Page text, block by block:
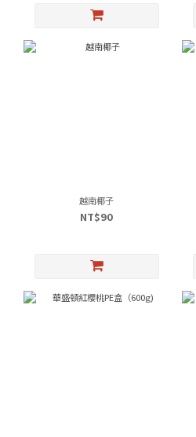
越南椰子
NT$90